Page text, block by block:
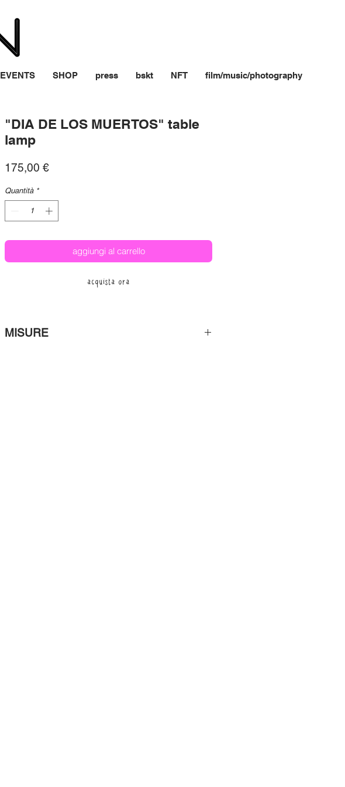
EVENTS SHOP press bskt NFT film/music/photography
"DIA DE LOS MUERTOS" table
lamp
175,00 €Prezzo
Quantità *
aggiungi al carrello
acquista ora
MISURE